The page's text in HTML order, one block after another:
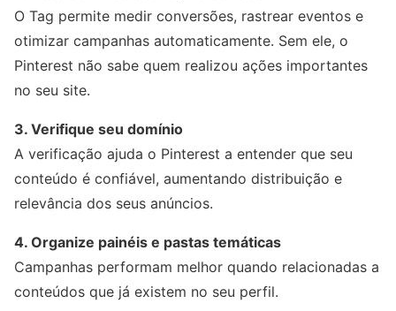
O Tag permite medir conversões, rastrear eventos e
otimizar campanhas automaticamente. Sem ele, o
Pinterest não sabe quem realizou ações importantes
no seu site.
3. Verifique seu domínio
A verificação ajuda o Pinterest a entender que seu
conteúdo é confiável, aumentando distribuição e
relevância dos seus anúncios.
4. Organize painéis e pastas temáticas
Campanhas performam melhor quando relacionadas a
conteúdos que já existem no seu perfil.